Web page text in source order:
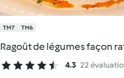
TM7 TM6
Ragoût de légumes façon
4.3 22